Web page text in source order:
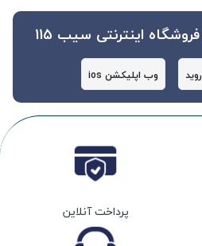
اینترنتی سیب 115
وب اپلیکشن ios
پرداخت آنلاین